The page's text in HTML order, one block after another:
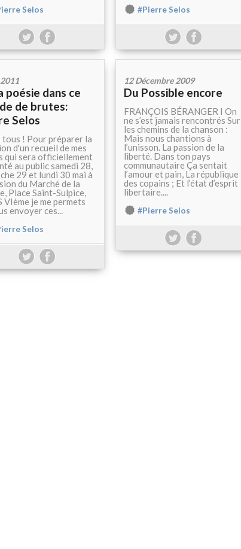
Selos #Pierre Selos
poésie dans ce
de brutes:
Selos
tous ! Pour préparer la
d'un recueil de mes
qui sera officiellement
au public samedi 28,
29 et lundi 30 mai à
du Marché de la
Place Saint-Sulpice,
VIème je me permets
envoyer ces...
Selos
12 Décembre 2009
Du Possible encore
FRANÇOIS BÉRANGER I On
ne s’est jamais rencontrés Sur
les chemins de la chanson :
Mais nous chantions à
l’unisson. La passion de la
liberté. Dans ton pays
communautaire Ça sentait
l’amour et pain, La république
des copains ; Et l’état d’esprit
libertaire....
#Pierre Selos